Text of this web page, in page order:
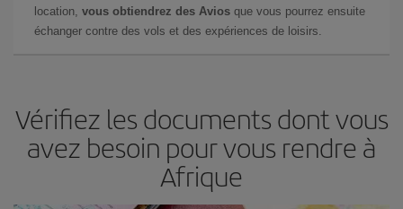
location, vous obtiendrez des Avios que vous pourrez ensuite
échanger contre des vols et des expériences de loisirs.
Vérifiez les documents dont vous
avez besoin pour vous rendre à
Afrique